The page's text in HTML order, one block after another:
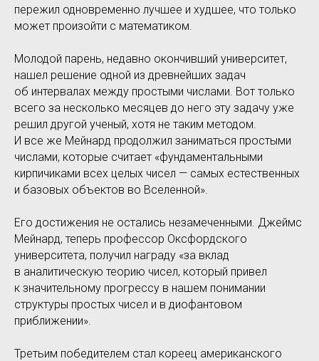
пережил одновременно лучшее и худшее, что только
может произойти с математиком.
Молодой парень, недавно окончивший университет,
нашел решение одной из древнейших задач
об интервалах между простыми числами. Вот только
всего за несколько месяцев до него эту задачу уже
решил другой ученый, хотя не таким методом.
И все же Мейнард продолжил заниматься простыми
числами, которые считает «фундаментальными
кирпичиками всех целых чисел — самых естественных
и базовых объектов во Вселенной».
Его достижения не остались незамеченными. Джеймс
Мейнард, теперь профессор Оксфордского
университета, получил награду «за вклад
в аналитическую теорию чисел, который привел
к значительному прогрессу в нашем понимании
структуры простых чисел и в диофантовом
приближении».
Третьим победителем стал кореец американского